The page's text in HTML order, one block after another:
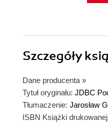
Szczegóły
Dane producenta »
Tytuł oryginału: JDBC
Tłumaczenie: Jarosław
ISBN Książki